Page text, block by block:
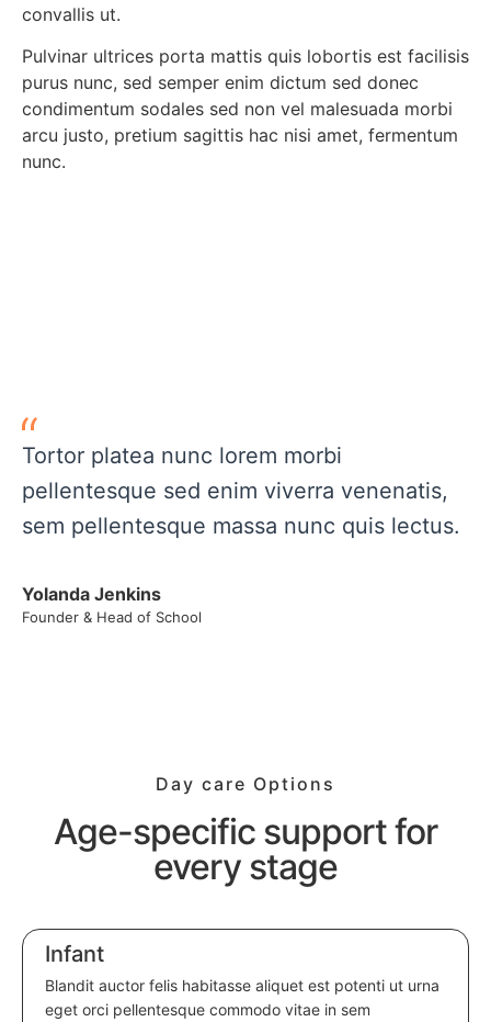
convallis ut.
Pulvinar ultrices porta mattis quis lobortis est facilisis
purus nunc, sed semper enim dictum sed donec
condimentum sodales sed non vel malesuada morbi
arcu justo, pretium sagittis hac nisi amet, fermentum
nunc.
Tortor platea nunc lorem morbi
pellentesque sed enim viverra venenatis,
sem pellentesque massa nunc quis lectus.
Yolanda Jenkins
Founder & Head of School
Day care Options
Age-specific support for
every stage
Infant
Blandit auctor felis habitasse aliquet est potenti ut urna
eget orci pellentesque commodo vitae in sem